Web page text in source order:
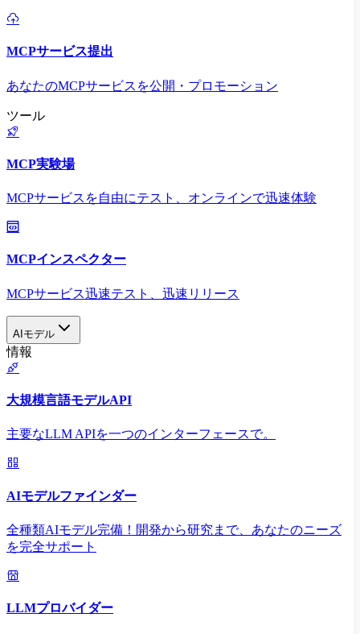
MCPサービス提出
あなたのMCPサービスを公開・プロモーション
ツール
MCP実験場
MCPサービスを自由にテスト、オンラインで迅速体験
MCPインスペクター
MCPサービス迅速テスト、迅速リリース
AIモデル
情報
大規模言語モデルAPI
主要なLLM APIを一つのインターフェースで。
AIモデルファインダー
全種類AIモデル完備！開発から研究まで、あなたのニーズ
を完全サポート
LLMプロバイダー